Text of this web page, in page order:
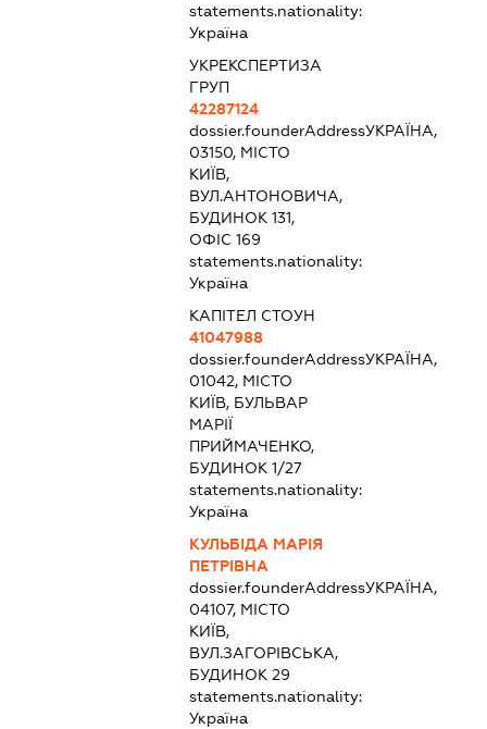
statements.nationality:
Україна
УКРЕКСПЕРТИЗА
ГРУП
42287124
dossier.founderAddressУКРАЇНА,
03150, МІСТО
КИЇВ,
ВУЛ.АНТОНОВИЧА,
БУДИНОК 131,
ОФІС 169
statements.nationality:
Україна
КАПІТЕЛ СТОУН
41047988
dossier.founderAddressУКРАЇНА,
01042, МІСТО
КИЇВ, БУЛЬВАР
МАРІЇ
ПРИЙМАЧЕНКО,
БУДИНОК 1/27
statements.nationality:
Україна
КУЛЬБІДА МАРІЯ
ПЕТРІВНА
dossier.founderAddressУКРАЇНА,
04107, МІСТО
КИЇВ,
ВУЛ.ЗАГОРІВСЬКА,
БУДИНОК 29
statements.nationality:
Україна